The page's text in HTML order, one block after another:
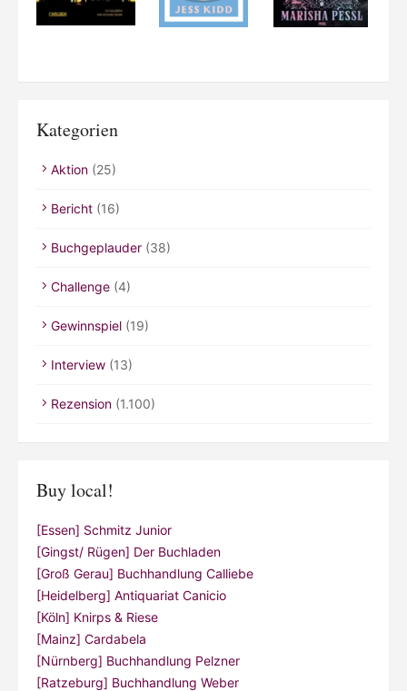
Kategorien
Aktion (25)
Bericht (16)
Buchgeplauder (38)
Challenge (4)
Gewinnspiel (19)
Interview (13)
Rezension (1.100)
Buy local!
[Essen] Schmitz Junior
[Gingst/ Rügen] Der Buchladen
[Groß Gerau] Buchhandlung Calliebe
[Heidelberg] Antiquariat Canicio
[Köln] Knirps & Riese
[Mainz] Cardabela
[Nürnberg] Buchhandlung Pelzner
[Ratzeburg] Buchhandlung Weber